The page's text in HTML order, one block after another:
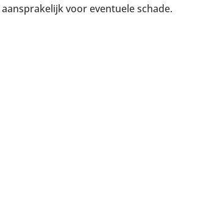
voor eventuele schade.